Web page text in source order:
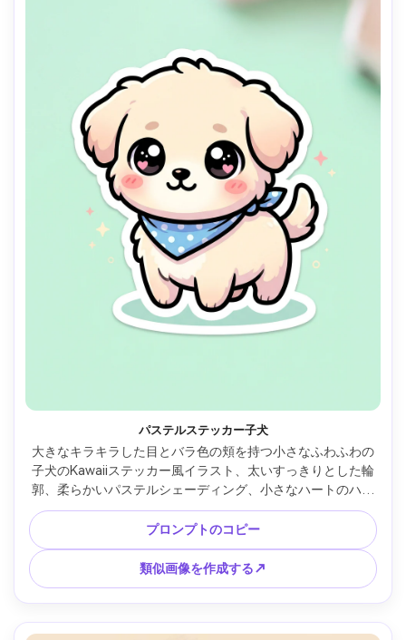
パステルステッカー子犬
大きなキラキラした目とバラ色の頬を持つ小さなふわふわの
子犬のKawaiiステッカー風イラスト、太いすっきりとした輪
郭、柔らかいパステルシェーディング、小さなハートのハイ
ライト、水玉模様のバンダナを着て、シンプルなミントの背
景に微妙な輝きが中心で、かわいくて健康的な雰囲気、プロ
仕様のベクトルのような仕上げ、白いダイカットステッカー
ボーダー、85mmレンズ、浅い被写界深度 --ar 4:5
プロンプトのコピー
類似画像を作成する↗